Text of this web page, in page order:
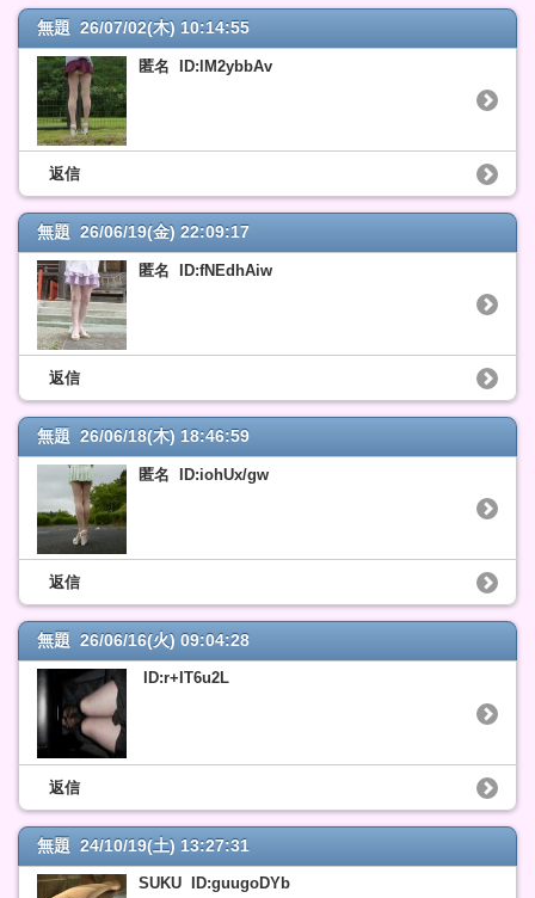
無題 26/07/02(木) 10:14:55
匿名 ID:lM2ybbAv
返信
無題 26/06/19(金) 22:09:17
匿名 ID:fNEdhAiw
返信
無題 26/06/18(木) 18:46:59
匿名 ID:iohUx/gw
返信
無題 26/06/16(火) 09:04:28
ID:r+IT6u2L
返信
無題 24/10/19(土) 13:27:31
SUKU ID:guugoDYb